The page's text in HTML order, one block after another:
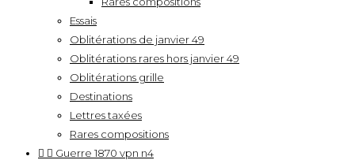
Essais
Oblitérations de janvier 49
Oblitérations rares hors janvier 49
Oblitérations grille
Destinations
Lettres taxées
Rares compositions
  Guerre 1870 vpn n4